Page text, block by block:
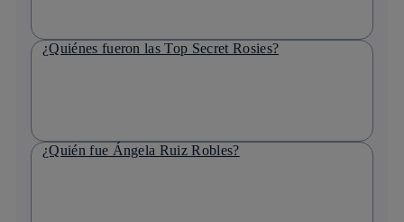
¿Quiénes fueron las Top Secret Rosies?
¿Quién fue Ángela Ruiz Robles?